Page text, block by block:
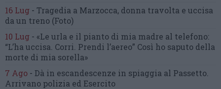
16 Lug - Tragedia a Marzocca, donna travolta e uccisa
da un treno (Foto)
10 Lug - «Le urla e il pianto di mia madre al telefono:
“L’ha uccisa. Corri. Prendi l’aereo” Così ho saputo della
morte di mia sorella»
7 Ago - Dà in escandescenze in spiaggia al Passetto.
Arrivano polizia ed Esercito